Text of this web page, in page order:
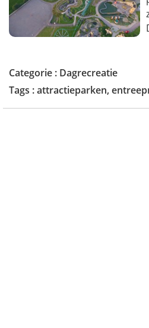
Categorie : Dagrecreatie
Tags :attractieparken,